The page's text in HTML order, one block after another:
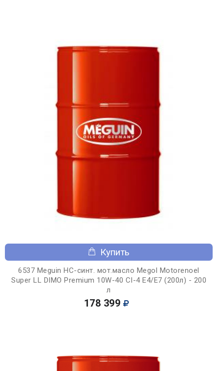
Купить
6537 Meguin НС-синт. мот.масло Megol Motorenoel
Super LL DIMO Premium 10W-40 CI-4 E4/E7 (200л) - 200
л
178 399